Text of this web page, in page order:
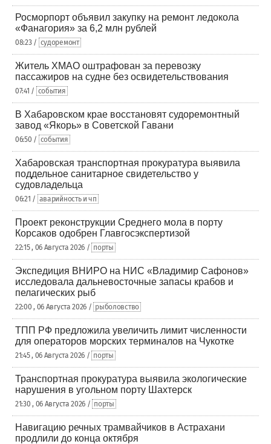
Росморпорт объявил закупку на ремонт ледокола
«Фанагория» за 6,2 млн рублей
08:23 / судоремонт
Житель ХМАО оштрафован за перевозку
пассажиров на судне без освидетельствования
07:41 / события
В Хабаровском крае восстановят судоремонтный
завод «Якорь» в Советской Гавани
06:50 / события
Хабаровская транспортная прокуратура выявила
поддельное санитарное свидетельство у
судовладельца
06:21 / аварийность и чп
Проект реконструкции Среднего мола в порту
Корсаков одобрен Главгосэкспертизой
22:15 , 06 Августа 2026 / порты
Экспедиция ВНИРО на НИС «Владимир Сафонов»
исследовала дальневосточные запасы крабов и
пелагических рыб
22:00 , 06 Августа 2026 / рыболовство
ТПП РФ предложила увеличить лимит численности
для операторов морских терминалов на Чукотке
21:45 , 06 Августа 2026 / порты
Транспортная прокуратура выявила экологические
нарушения в угольном порту Шахтерск
21:30 , 06 Августа 2026 / порты
Навигацию речных трамвайчиков в Астрахани
продлили до конца октября